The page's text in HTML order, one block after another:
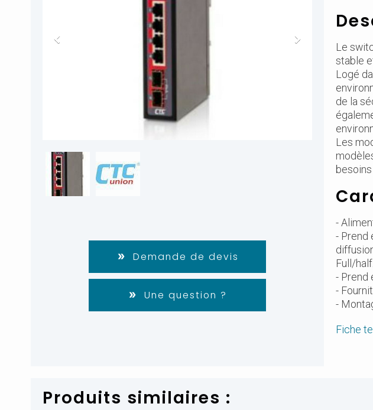
Demande de devis
Une question ?
Le
stable
Logé
de la
Les
-
- Prend
Full/half.
- Prend
-
-
Fiche
Produits similaires :